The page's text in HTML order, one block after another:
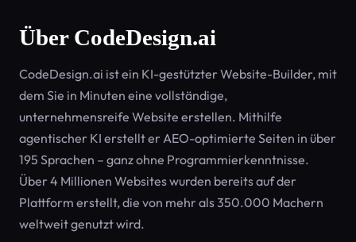
Über CodeDesign.ai
CodeDesign.ai ist ein KI-gestützter Website-Builder, mit
dem Sie in Minuten eine vollständige,
unternehmensreife Website erstellen. Mithilfe
agentischer KI erstellt er AEO-optimierte Seiten in über
195 Sprachen – ganz ohne Programmierkenntnisse.
Über 4 Millionen Websites wurden bereits auf der
Plattform erstellt, die von mehr als 350.000 Machern
weltweit genutzt wird.